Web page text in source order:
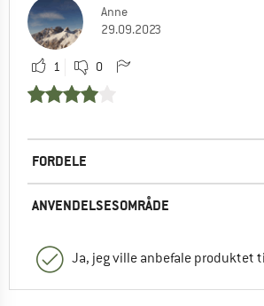
Anne
29.09.2023
1 0
FORDELE
ANVENDELSESOMRÅDE
Ja, jeg ville anbefale produktet